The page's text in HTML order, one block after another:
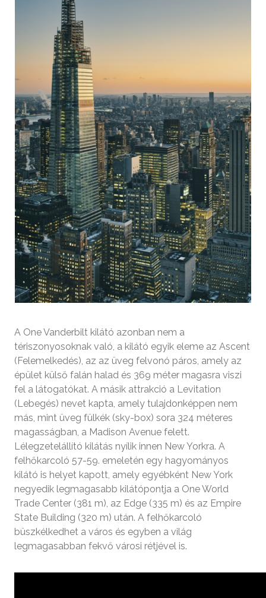
A One Vanderbilt kilátó azonban nem a
tériszonyosoknak való, a kilátó egyik eleme az Ascent
(Felemelkedés), az az üveg felvonó páros, amely az
épület külső falán halad és 369 méter magasra viszi
fel a látogatókat. A másik attrakció a Levitation
(Lebegés) nevet kapta, amely tulajdonképpen nem
más, mint üveg fülkék (sky-box) sora 324 méteres
magasságban, a Madison Avenue felett.
Lélegzetelállító kilátás nyílik innen New Yorkra. A
felhőkarcoló 57-59. emeletén egy hagyományos
kilátó is helyet kapott, amely egyébként New York
negyedik legmagasabb kilátópontja a One World
Trade Center (381 m), az Edge (335 m) és az Empire
State Building (320 m) után. A felhőkarcoló
büszkélkedhet a város és egyben a világ
legmagasabban fekvő városi rétjével is.